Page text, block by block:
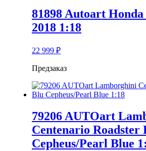
81898 Autoart
2018 1:18
22 999 ₽
Предзаказ
79206 AUTOart
Centenario Roadster
Cepheus/Pearl Blue